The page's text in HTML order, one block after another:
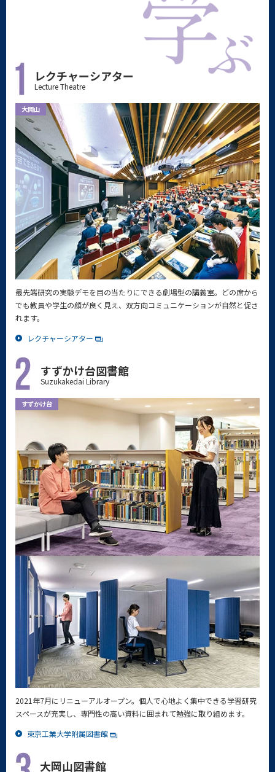
レクチャーシアター
Lecture Theatre
大岡山
最先端研究の実験デモを目の当たりにできる劇場型の講義室。どの席から
でも教員や学生の顔が良く見え、双方向コミュニケーションが自然と促さ
れます。
レクチャーシアター
すずかけ台図書館
Suzukakedai Library
すずかけ台
2021年7月にリニューアルオープン。個人で心地よく集中できる学習研究
スペースが充実し、専門性の高い資料に囲まれて勉強に取り組めます。
東京工業大学附属図書館
大岡山図書館